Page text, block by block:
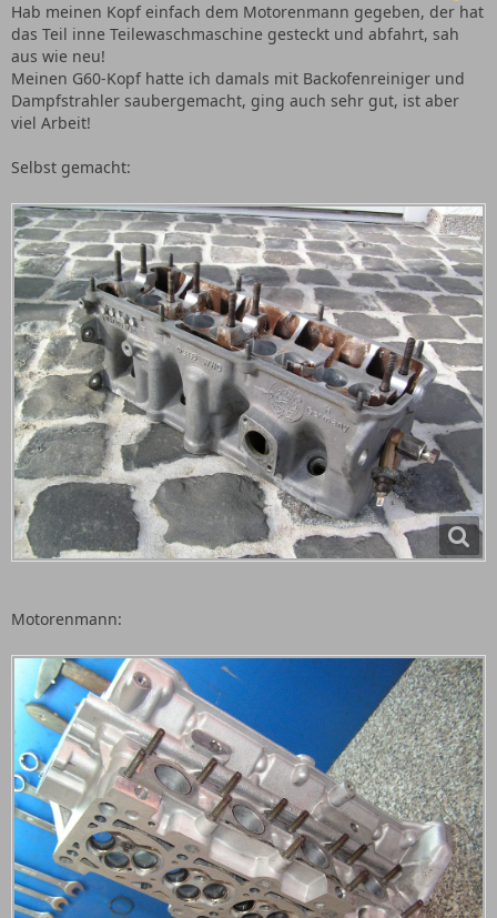
Hab meinen Kopf einfach dem Motorenmann gegeben, der hat
das Teil inne Teilewaschmaschine gesteckt und abfahrt, sah
aus wie neu!
Meinen G60-Kopf hatte ich damals mit Backofenreiniger und
Dampfstrahler saubergemacht, ging auch sehr gut, ist aber
viel Arbeit!
Selbst gemacht:
Motorenmann: